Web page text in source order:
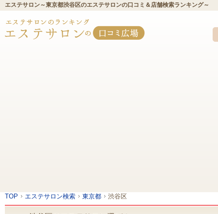
エステサロン～東京都渋谷区のエステサロンの口コミ＆店舗検索ランキング～
TOP エステサロン検索 東京都 渋谷区